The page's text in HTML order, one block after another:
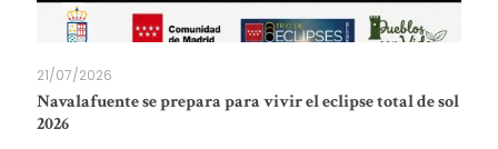
21/07/2026
Navalafuente se prepara para vivir el eclipse total de sol
2026